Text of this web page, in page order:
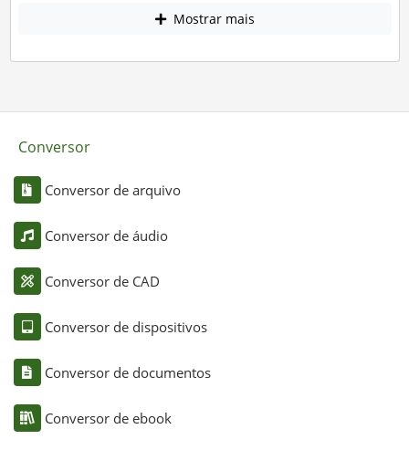
Mostrar mais
Conversor
Conversor de arquivo
Conversor de áudio
Conversor de CAD
Conversor de dispositivos
Conversor de documentos
Conversor de ebook